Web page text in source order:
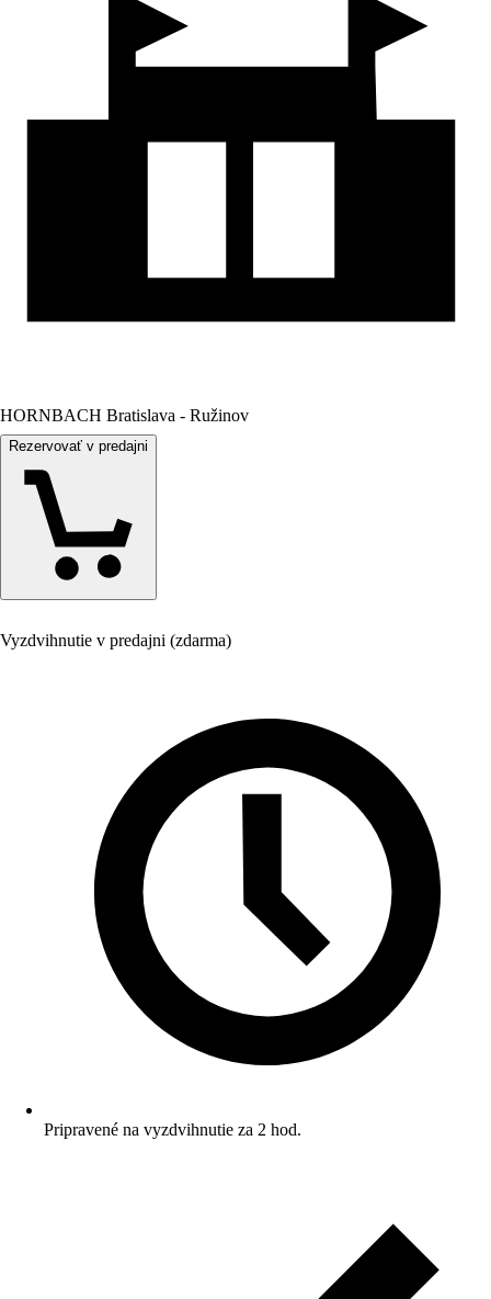
HORNBACH Bratislava - Ružinov
Rezervovať v predajni
Vyzdvihnutie v predajni (zdarma)
Pripravené na vyzdvihnutie za 2 hod.